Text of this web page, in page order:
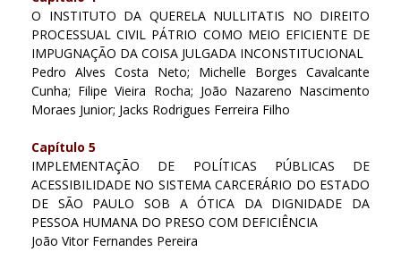
O INSTITUTO DA QUERELA NULLITATIS NO DIREITO
PROCESSUAL CIVIL PÁTRIO COMO MEIO EFICIENTE DE
IMPUGNAÇÃO DA COISA JULGADA INCONSTITUCIONAL
Pedro Alves Costa Neto; Michelle Borges Cavalcante
Cunha; Filipe Vieira Rocha; João Nazareno Nascimento
Moraes Junior; Jacks Rodrigues Ferreira Filho
Capítulo 5
IMPLEMENTAÇÃO DE POLÍTICAS PÚBLICAS DE
ACESSIBILIDADE NO SISTEMA CARCERÁRIO DO ESTADO
DE SÃO PAULO SOB A ÓTICA DA DIGNIDADE DA
PESSOA HUMANA DO PRESO COM DEFICIÊNCIA
João Vitor Fernandes Pereira